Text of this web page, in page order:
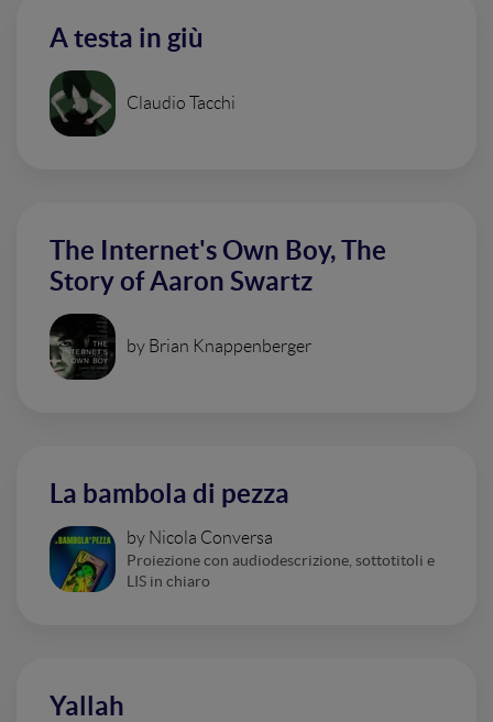
A testa in giù
Claudio Tacchi
The Internet's Own Boy, The
Story of Aaron Swartz
by Brian Knappenberger
La bambola di pezza
by Nicola Conversa
Proiezione con audiodescrizione, sottotitoli e
LIS in chiaro
Yallah